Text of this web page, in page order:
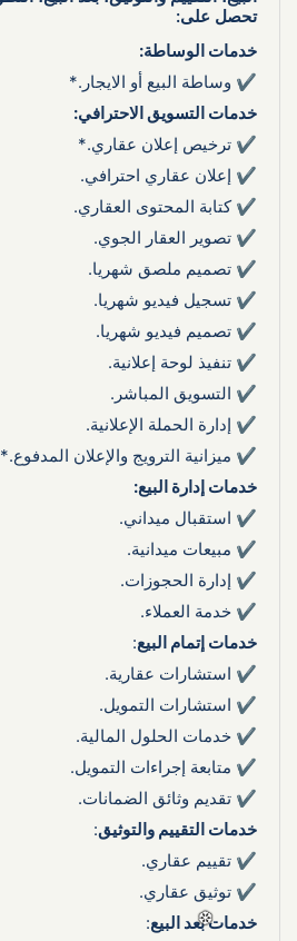
تحصل على:
خدمات الوساطة:
✔ وساطة البيع أو الايجار.*
خدمات التسويق الاحترافي:
✔ ترخيص إعلان عقاري.*
✔ إعلان عقاري احترافي.
✔ كتابة المحتوى العقاري.
✔ تصوير العقار الجوي.
✔ تصميم ملصق شهريا.
✔ تسجيل فيديو شهريا.
✔ تصميم فيديو شهريا.
✔ تنفيذ لوحة إعلانية.
✔ التسويق المباشر.
✔ إدارة الحملة الإعلانية.
✔ ميزانية الترويج والإعلان المدفوع.*
خدمات إدارة البيع:
✔ استقبال ميداني.
✔ مبيعات ميدانية.
✔ إدارة الحجوزات.
✔ خدمة العملاء.
خدمات إتمام البيع:
✔ استشارات عقارية.
✔ استشارات التمويل.
✔ خدمات الحلول المالية.
✔ متابعة إجراءات التمويل.
✔ تقديم وثائق الضمانات.
خدمات التقييم والتوثيق:
✔ تقييم عقاري.
✔ توثيق عقاري.
خدمات بعد البيع:
❅
❅
❅